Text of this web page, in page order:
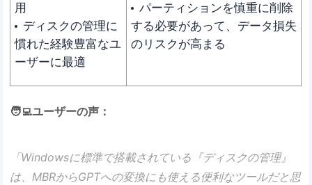
用
ディスクの管理に
慣れた経験豊富なユ
ーザーに最適
パーティションを慎重に削除
する必要があって、データ損失
のリスクが高まる
🧑‍💻ユーザーの声：
「Windowsに標準で搭載されている『ディスクの管理』
は、MBRからGPTへの変換にも使える便利なツールだと思